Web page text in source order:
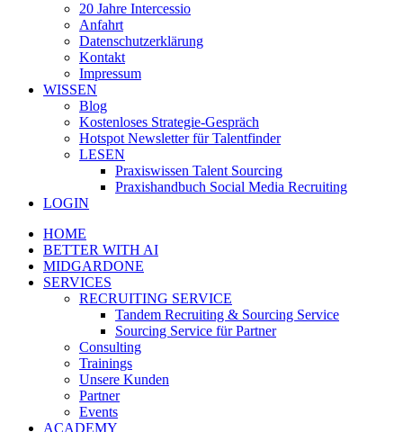
20 Jahre Intercessio
Anfahrt
Datenschutzerklärung
Kontakt
Impressum
WISSEN
Blog
Kostenloses Strategie-Gespräch
Hotspot Newsletter für Talentfinder
LESEN
Praxiswissen Talent Sourcing
Praxishandbuch Social Media Recruiting
LOGIN
HOME
BETTER WITH AI
MIDGARDONE
SERVICES
RECRUITING SERVICE
Tandem Recruiting & Sourcing Service
Sourcing Service für Partner
Consulting
Trainings
Unsere Kunden
Partner
Events
ACADEMY